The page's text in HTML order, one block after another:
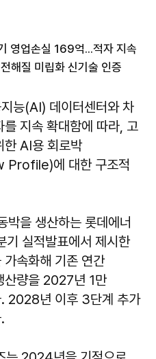
영업손실 169억...적자 지속
해질 미립화 신기술 인증
능(AI) 데이터센터와 차
지속 확대함에 따라, 고
한 AI용 회로박
에 대한 구조적
을 생산하는 롯데에너
기 실적발표에서 제시한
속화해 기존 연간
량을 2027년 1만
2028년 이후 3단계 추가